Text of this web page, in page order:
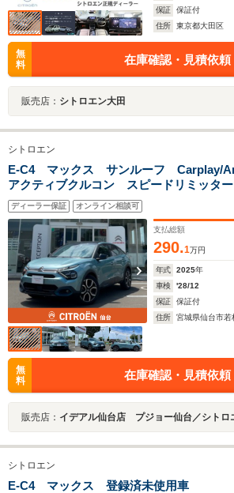
保証
保証付
住所
東京都大田区
無
料
在庫確認・見積依頼
販売店： シトロエン大田
シトロエン
E-C4 マックス サンルーフ Carplay/
アクティブクルコン スピードリミッタ
ラ ブラインドスポットモニター ステア
ー 純正18インチAW 当社試乗車
ディーラー保証 オンライン相談可
支払総額
290.1万円
年式 2025年
車検
'28/12
保証
保証付
住所
宮城県仙台市若
無
料
在庫確認・見積依頼
販売店： イデアル仙台店 プジョー仙台／シトロエン仙台／ＤＳ ＳＴＯ
シトロエン
E-C4 マックス 登録済未使用車